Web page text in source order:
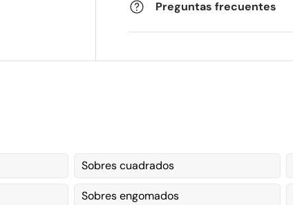
Preguntas frecuentes
Sobres cuadrados
Sobres engomados